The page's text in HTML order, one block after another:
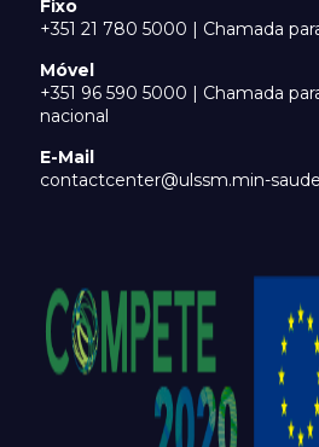
Fixo
+351 21 780 5000 | Chamada
Móvel
+351 96 590 5000 | Chamada
nacional
E-Mail
contactcenter@ulssm.min-